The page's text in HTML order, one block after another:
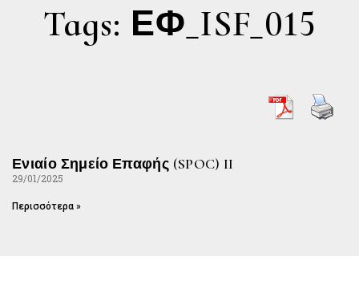
Tags: ΕΦ_ISF_015
Ενιαίο Σημείο Επαφής (SPOC) II
29/01/2025
Περισσότερα »